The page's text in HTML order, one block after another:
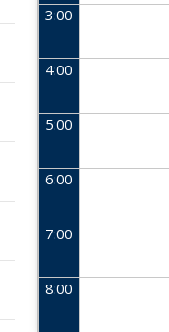
3:00
4:00
5:00
6:00
7:00
8:00